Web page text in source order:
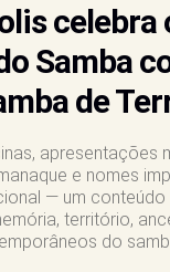
celebra
Samba
de
apresentações
e nomes
— um
território,
do